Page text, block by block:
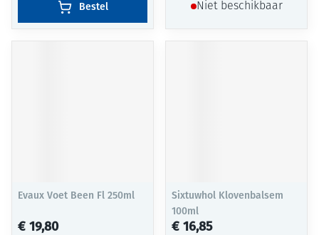
Bestel Niet beschikbaar
Evaux Voet Been Fl 250ml
€ 19,80
Sixtuwhol Klovenbalsem
100ml
€ 16,85